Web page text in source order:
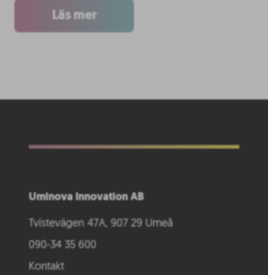
Läs mer
Uminova Innovation AB
Tvistevägen 47A, 907 29 Umeå
090-34 35 600
Kontakt